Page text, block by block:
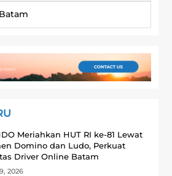
Meriahkan HUT RI ke-81 Lewat
Domino dan Ludo, Perkuat
Driver Online Batam
2026